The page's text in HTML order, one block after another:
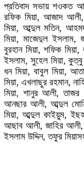
প্রতিবাদ সভায় শওকত
রফিক মিয়া, আজাদ
মিয়া, আব্দুল মতিন,
মিয়া, মাজেদুল ইসলাম,
বুরহান মিয়া, শফিক
ইসলাম, সুহেল মিয়া, কুত্বু
ধন মিয়া, বাবুল মিয়া,
মিয়া, এখলাছুর রহমান,
মিয়া, শানুর আলী, তাজর
আনছার আলী, আব্দুল
মিয়া, আব্দুল কাইয়ুম,
আছাব আলী, জাহির
ইসলাম উদ্দিন, তফুর